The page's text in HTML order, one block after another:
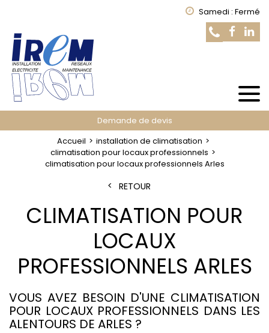
Samedi : Fermé
Demande de devis
Accueil
installation de climatisation
climatisation pour locaux professionnels
climatisation pour locaux professionnels Arles
RETOUR
CLIMATISATION POUR
LOCAUX
PROFESSIONNELS ARLES
VOUS AVEZ BESOIN D'UNE CLIMATISATION
POUR LOCAUX PROFESSIONNELS DANS LES
ALENTOURS DE ARLES ?